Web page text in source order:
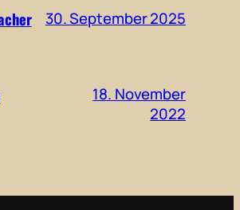
30. September 2025
18. November
2022